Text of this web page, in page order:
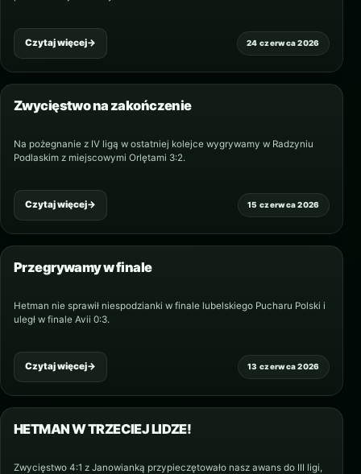
24 czerwca 2026
Czytaj więcej→
15 czerwca 2026
Zwycięstwo na zakończenie
Na pożegnanie z IV ligą w ostatniej kolejce wygrywamy w Radzyniu
Podlaskim z miejscowymi Orlętami 3:2.
Czytaj więcej→
13 czerwca 2026
Przegrywamy w finale
Hetman nie sprawił niespodzianki w finale lubelskiego Pucharu Polski i
uległ w finale Avii 0:3.
Czytaj więcej→
HETMAN W TRZECIEJ LIDZE!
Zwycięstwo 4:1 z Janowianką przypieczętowało nasz awans do III ligi,